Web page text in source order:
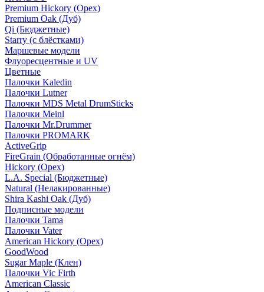
Premium Hickory (Орех)
Premium Oak (Дуб)
Qi (Бюджетные)
Starry (с блёстками)
Маршевые модели
Флуоресцентные и UV
Цветные
Палочки Kaledin
Палочки Lutner
Палочки MDS Metal DrumSticks
Палочки Meinl
Палочки Mr.Drummer
Палочки PROMARK
ActiveGrip
FireGrain (Обработанные огнём)
Hickory (Орех)
L.A. Special (Бюджетные)
Natural (Нелакированные)
Shira Kashi Oak (Дуб)
Подписные модели
Палочки Tama
Палочки Vater
American Hickory (Орех)
GoodWood
Sugar Maple (Клен)
Палочки Vic Firth
American Classic